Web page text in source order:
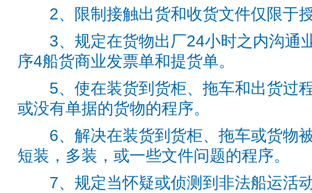
2、限制接触出货和收货文件仅限于
3、规定在货物出厂24小时之内沟通
序4船货商业发票单和提货单。
5、使在装货到货柜、拖车和出货过
或没有单据的货物的程序。
6、解决在装货到货柜、拖车或货物
短装，多装，或一些文件问题的程序。
7、规定当怀疑或侦测到非法船运活